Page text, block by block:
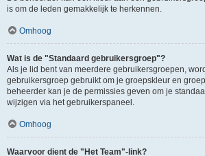
is om de leden gemakkelijk te herkennen.
Omhoog
Wat is de "Standaard gebruikersgroep"?
Als je lid bent van meerdere gebruikersgroepen,
gebruikersgroep gebruikt om je groepskleur en
beheerder kan je de permissies geven om je
wijzigen via het gebruikerspaneel.
Omhoog
Waarvoor dient de "Het Team"-link?